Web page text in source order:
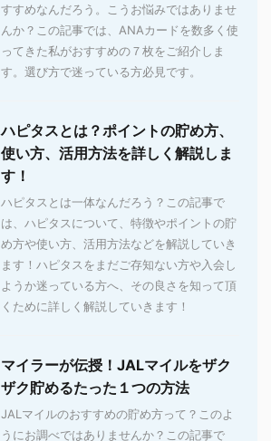
すすめなんだろう。こうお悩みではありませ
んか？この記事では、ANAカードを数多く使
ってきた私がおすすめの７枚をご紹介しま
す。選び方で迷っている方必見です。
ハピタスとは？ポイントの貯め方、
使い方、活用方法を詳しく解説しま
す！
ハピタスとは一体なんだろう？この記事で
は、ハピタスについて、特徴やポイントの貯
め方や使い方、活用方法などを解説していき
ます！ハピタスをまだご存知ない方や入会し
ようか迷っている方へ、その良さを知って頂
くために詳しく解説していきます！
マイラーが伝授！JALマイルをザク
ザク貯めるたった１つの方法
JALマイルのおすすめの貯め方って？このよ
うにお調べではありませんか？この記事で